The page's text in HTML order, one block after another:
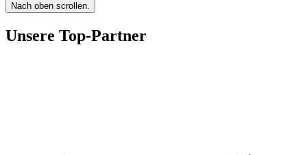
Nach oben scrollen.
Unsere Top-Partner